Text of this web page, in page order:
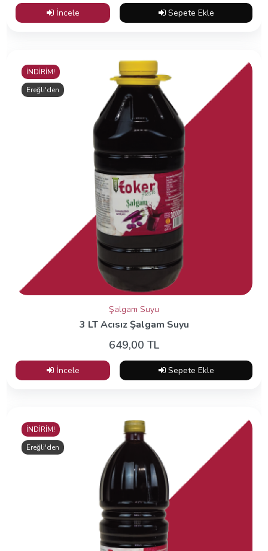
İncele Sepete Ekle
İNDİRİM!
Ereğli'den
Şalgam Suyu
3 LT Acısız Şalgam Suyu
649,00 TL
İncele Sepete Ekle
İNDİRİM!
Ereğli'den